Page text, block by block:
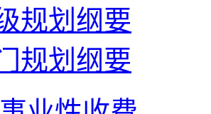
规划纲要
规划纲要